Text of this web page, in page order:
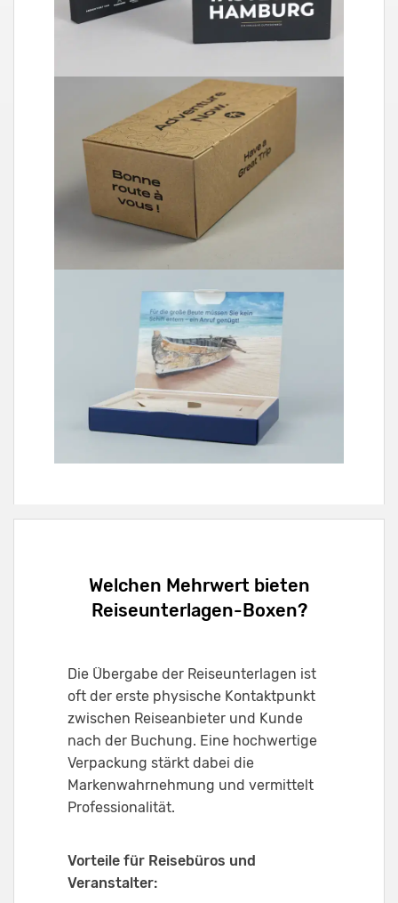
Welchen Mehrwert bieten
Reiseunterlagen-Boxen?
Die Übergabe der Reiseunterlagen ist
oft der erste physische Kontaktpunkt
zwischen Reiseanbieter und Kunde
nach der Buchung. Eine hochwertige
Verpackung stärkt dabei die
Markenwahrnehmung und vermittelt
Professionalität.
Vorteile für Reisebüros und
Veranstalter: